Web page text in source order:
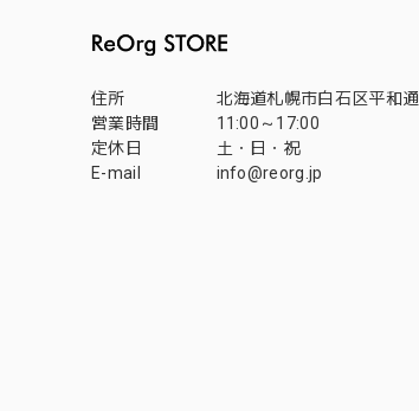
住所
北海道札幌市白石区平和
営業時間
11:00～17:00
定休日
土・日・祝
E-mail
info@reorg.jp